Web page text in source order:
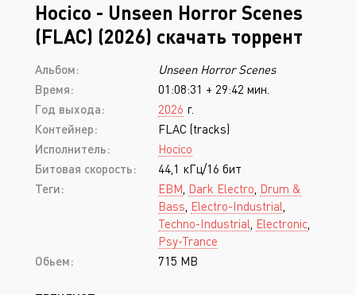
Hocico - Unseen Horror Scenes
(FLAC) (2026) скачать торрент
Альбом:
Unseen Horror Scenes
Время:
01:08:31 + 29:42 мин.
Год выхода:
2026 г.
Контейнер:
FLAC (tracks)
Исполнитель:
Hocico
Битовая скорость:
44,1 кГц/16 бит
Теги:
EBM Dark Electro Drum &
Bass Electro-Industrial
Techno-Industrial Electronic
Psy-Trance
Обьем:
715 MB